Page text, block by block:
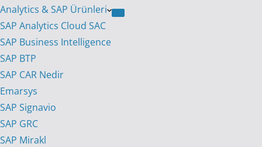
Analytics & SAP Ürünleri
SAP Analytics Cloud SAC
SAP Business Intelligence
SAP BTP
SAP CAR Nedir
Emarsys
SAP Signavio
SAP GRC
SAP Mirakl